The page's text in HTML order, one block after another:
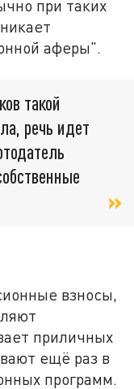
при таких
аферы".
такой
речь идет
взносы,
приличных
ещё раз в
программ.